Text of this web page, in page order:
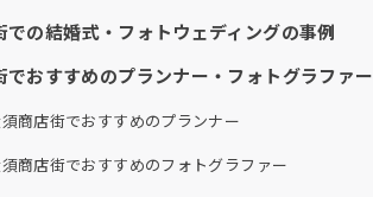
での結婚式・フォトウェディングの事例
でおすすめのプランナー・フォトグラファー
商店街でおすすめのプランナー
商店街でおすすめのフォトグラファー